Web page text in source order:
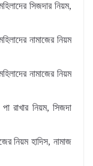
সিজদার নিয়ম,
নামাজের নিয়ম
নামাজের নিয়ম
রাখার নিয়ম, সিজদা
নিয়ম হাদিস, নামাজ